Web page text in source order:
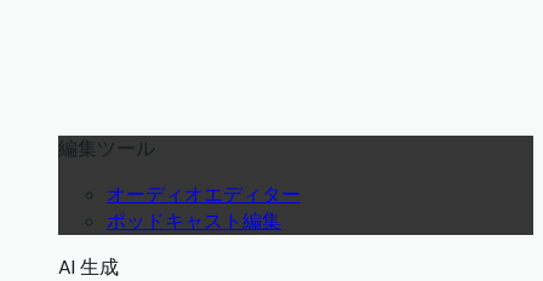
編集ツール
オーディオエディター
ポッドキャスト編集
AI 生成